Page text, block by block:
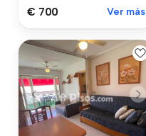
€ 700 Ver más